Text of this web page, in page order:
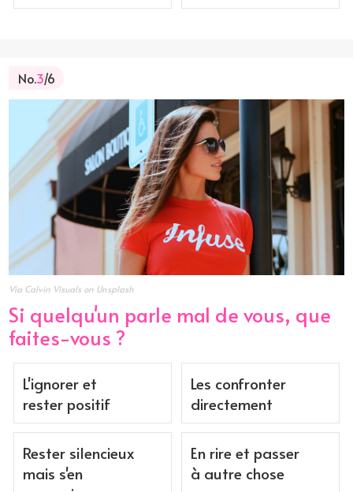
No.3/6
Via Calvin Visuals on Unsplash
Si quelqu'un parle mal de vous, que
faites-vous ?
L'ignorer et
rester positif
Les confronter
directement
Rester silencieux
mais s'en
En rire et passer
à autre chose